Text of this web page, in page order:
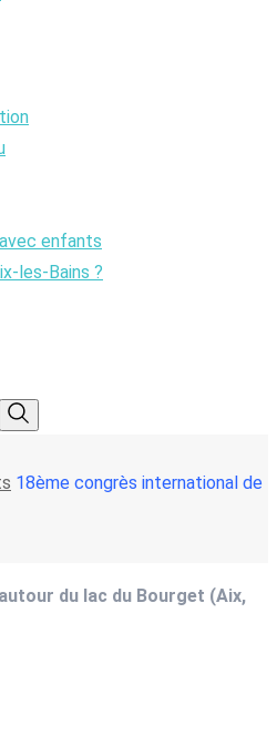
enfants
les-Bains ?
18ème congrès international de
du lac du Bourget (Aix,